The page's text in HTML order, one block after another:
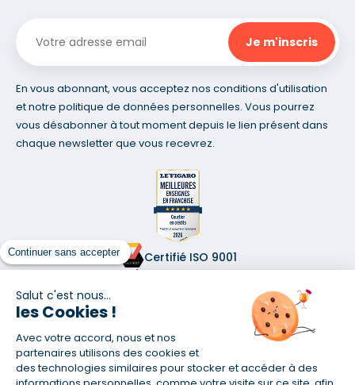
Continuer sans accepter
Salut c'est nous...
les Cookies !
Avec votre accord, nous et nos
partenaires utilisons des cookies et
des technologies similaires pour stocker et accéder à des
En vous abonnant, vous acceptez nos conditions d'utilisation
et notre politique de données personnelles. Vous pourrez
vous désabonner à tout moment depuis le lien présent dans
chaque newsletter que vous recevrez.
Certifié ISO 9001